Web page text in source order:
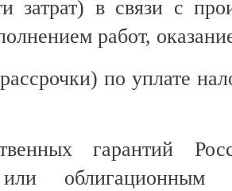
затрат) в связи с
работ,
по уплате
гарантий
облигационным